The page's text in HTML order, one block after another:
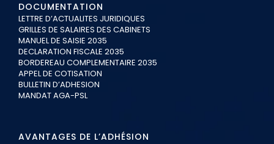
DOCUMENTATION
LETTRE D’ACTUALITES JURIDIQUES
GRILLES DE SALAIRES DES CABINETS
MANUEL DE SAISIE 2035
DECLARATION FISCALE 2035
BORDEREAU COMPLEMENTAIRE 2035
APPEL DE COTISATION
BULLETIN D’ADHESION
MANDAT AGA-PSL
AVANTAGES DE L’ADHÉSION